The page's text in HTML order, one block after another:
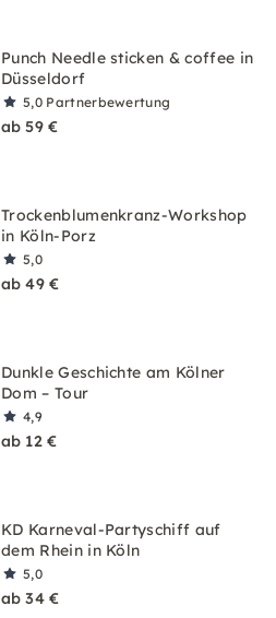
Punch Needle sticken & coffee in
Düsseldorf
5,0 Partnerbewertung
ab 59 €
Trockenblumenkranz-Workshop
in Köln-Porz
5,0
ab 49 €
Dunkle Geschichte am Kölner
Dom – Tour
4,9
ab 12 €
KD Karneval-Partyschiff auf
dem Rhein in Köln
5,0
ab 34 €